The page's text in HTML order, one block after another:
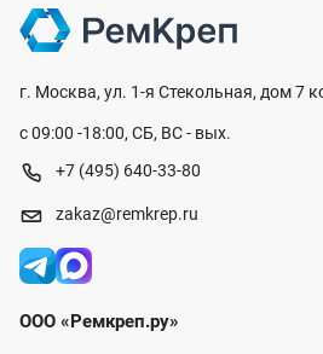
г. Москва, ул. 1-я Стекольная, дом 7
с 09:00 -18:00, СБ, ВС - вых.
+7 (495) 640-33-80
zakaz@remkrep.ru
ООО «Ремкреп.ру»